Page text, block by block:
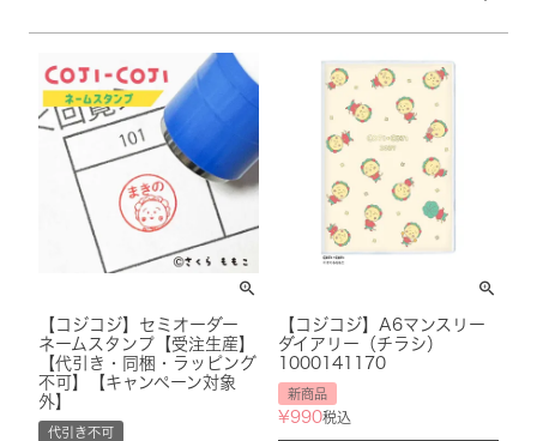
【コジコジ】セミオーダー
ネームスタンプ【受注生産】
【代引き・同梱・ラッピング
不可】【キャンペーン対象
外】
代引き不可
【コジコジ】A6マンスリー
ダイアリー（チラシ）
1000141170
新商品
¥990税込